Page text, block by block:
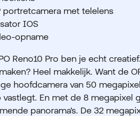
portretcamera met telelens
IOS
opname
Reno10 Pro ben je echt
Heel makkelijk. Want de
hoofdcamera van 50
vastlegt. En met de 8 megapixel
panorama's. De 32